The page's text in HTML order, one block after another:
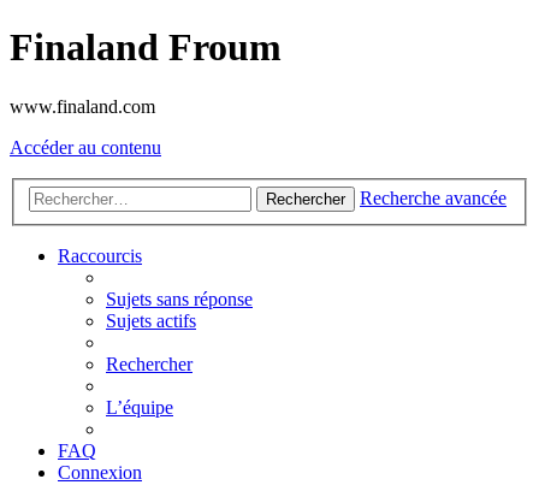
Finaland Froum
www.finaland.com
Accéder au contenu
Rechercher Recherche avancée
Raccourcis
Sujets sans réponse
Sujets actifs
Rechercher
L’équipe
FAQ
Connexion